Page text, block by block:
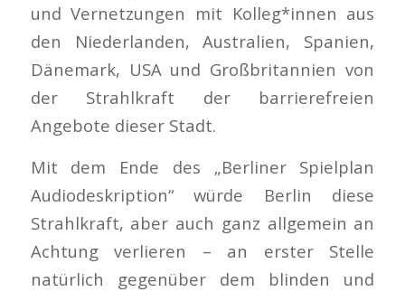
und Vernetzungen mit Kolleg*innen aus
den Niederlanden, Australien, Spanien,
Dänemark, USA und Großbritannien von
der Strahlkraft der barrierefreien
Angebote dieser Stadt.
Mit dem Ende des „Berliner Spielplan
Audiodeskription“ würde Berlin diese
Strahlkraft, aber auch ganz allgemein an
Achtung verlieren – an erster Stelle
natürlich gegenüber dem blinden und